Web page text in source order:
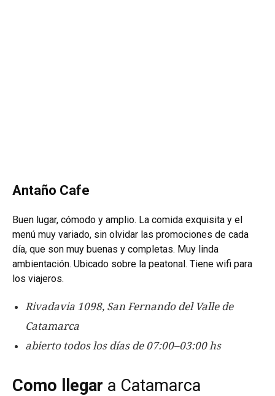
Antaño Cafe
Buen lugar, cómodo y amplio. La comida exquisita y el
menú muy variado, sin olvidar las promociones de cada
día, que son muy buenas y completas. Muy linda
ambientación. Ubicado sobre la peatonal. Tiene wifi para
los viajeros.
Rivadavia 1098, San Fernando del Valle de
Catamarca
abierto todos los días de 07:00–03:00 hs
Como llegar a Catamarca